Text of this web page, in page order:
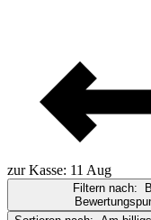
zur Kasse: 11 Aug
Filtern nach: